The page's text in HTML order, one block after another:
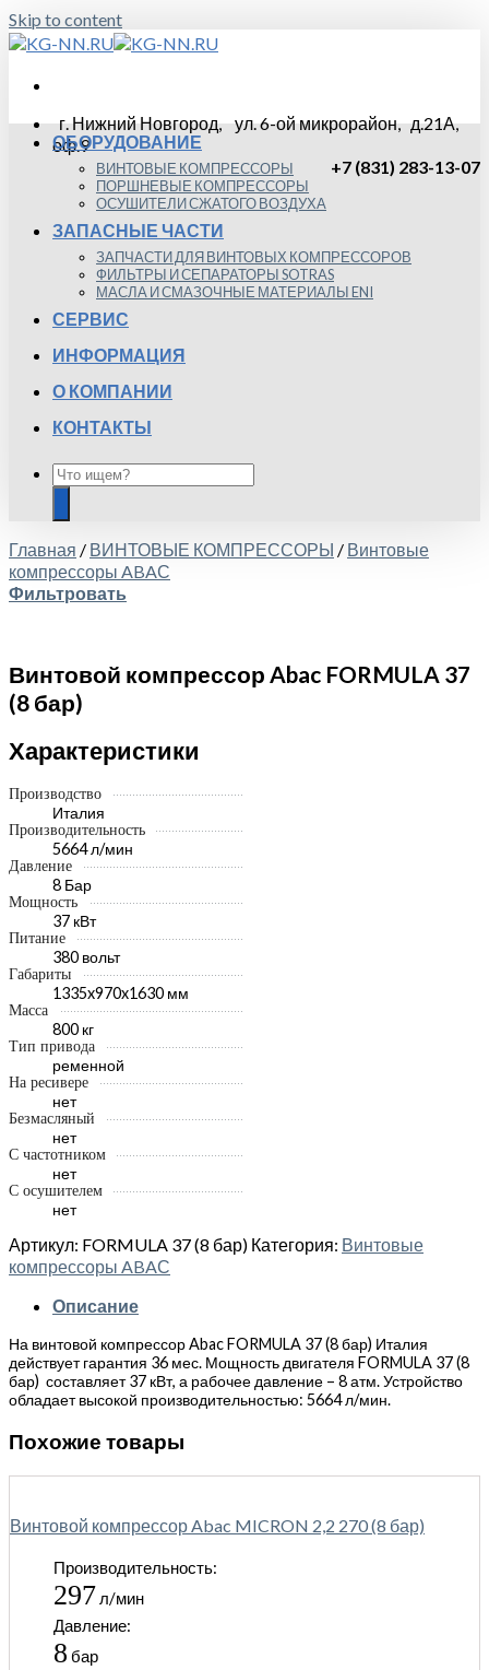
Skip to content
г. Нижний Новгород, ул. 6-ой микрорайон, д.21А,
оф.9
+7 (831) 283-13-07
ОБОРУДОВАНИЕ
ВИНТОВЫЕ КОМПРЕССОРЫ
ПОРШНЕВЫЕ КОМПРЕССОРЫ
ОСУШИТЕЛИ СЖАТОГО ВОЗДУХА
ЗАПАСНЫЕ ЧАСТИ
ЗАПЧАСТИ ДЛЯ ВИНТОВЫХ КОМПРЕССОРОВ
ФИЛЬТРЫ И СЕПАРАТОРЫ SOTRAS
МАСЛА И СМАЗОЧНЫЕ МАТЕРИАЛЫ ENI
СЕРВИС
ИНФОРМАЦИЯ
О КОМПАНИИ
КОНТАКТЫ
Главная / ВИНТОВЫЕ КОМПРЕССОРЫ / Винтовые
компрессоры ABAС
Фильтровать
Винтовой компрессор Abac FORMULA 37
(8 бар)
Характеристики
Производство
Италия
Производительность
5664 л/мин
Давление
8 Бар
Мощность
37 кВт
Питание
380 вольт
Габариты
1335x970x1630 мм
Масса
800 кг
Тип привода
ременной
На ресивере
нет
Безмасляный
нет
С частотником
нет
С осушителем
нет
Артикул: FORMULA 37 (8 бар) Категория: Винтовые
компрессоры ABAС
Описание
На винтовой компрессор Abac FORMULA 37 (8 бар) Италия
действует гарантия 36 мес. Мощность двигателя FORMULA 37 (8
бар) составляет 37 кВт, а рабочее давление – 8 атм. Устройство
обладает высокой производительностью: 5664 л/мин.
Похожие товары
Винтовой компрессор Abac MICRON 2,2 270 (8 бар)
Производительность:
297 л/мин
Давление:
8 бар